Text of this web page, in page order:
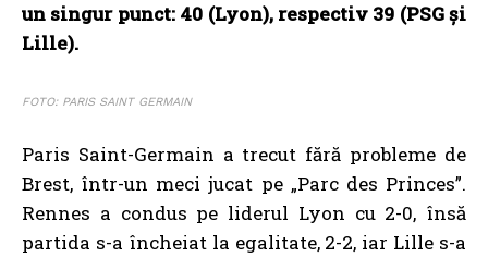
un singur punct: 40 (Lyon), respectiv 39 (PSG și
Lille).
FOTO: PARIS SAINT GERMAIN
Paris Saint-Germain a trecut fără probleme de
Brest, într-un meci jucat pe „Parc des Princes”.
Rennes a condus pe liderul Lyon cu 2-0, însă
partida s-a încheiat la egalitate, 2-2, iar Lille s-a